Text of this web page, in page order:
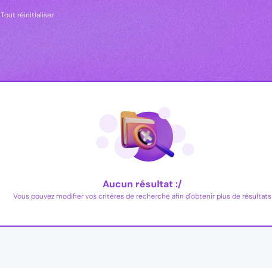
Tout réinitialiser
Aucun résultat :/
Vous pouvez modifier vos critères de recherche afin d'obtenir plus de résultats